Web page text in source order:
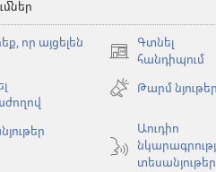
որ այցելեն
Գտնել
հանդիպում
(բացվում
նոր
Թարմ նյութեր
Աուդիո
տեսանյութեր